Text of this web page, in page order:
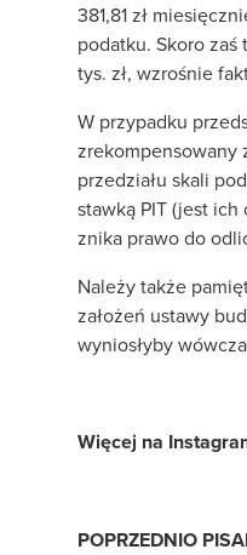
381,81 zł
podatku. Skoro
tys. zł, wzrośnie
W przypadku
zrekompensowany
przedziału skali
stawką PIT (jest
znika prawo do
Należy także
założeń ustawy
wyniosłyby
Więcej na
POPRZEDNIO